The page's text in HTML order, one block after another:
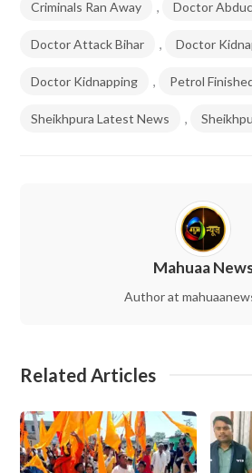
Criminals Ran Away , Doctor
Doctor Attack Bihar , Doctor
Doctor Kidnapping , Petrol
Sheikhpura Latest News ,
Mahuaa
Author at
Related Articles